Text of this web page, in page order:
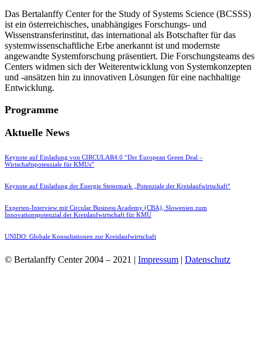
Das Bertalanffy Center for the Study of Systems Science (BCSSS)
ist ein österreichisches, unabhängiges Forschungs- und
Wissenstransferinstitut, das international als Botschafter für das
systemwissenschaftliche Erbe anerkannt ist und modernste
angewandte Systemforschung präsentiert. Die Forschungsteams des
Centers widmen sich der Weiterentwicklung von Systemkonzepten
und -ansätzen hin zu innovativen Lösungen für eine nachhaltige
Entwicklung.
Programme
Aktuelle News
Keynote auf Einladung von CIRCULAR4.0 “Der European Green Deal –
Wirtschaftspotenziale für KMUs”
Keynote auf Einladung der Energie Steiermark „Potenziale der Kreislaufwirtschaft“
Experten-Interview mit Circular Business Academy (CBA), Slowenien zum
Innovationspotenzial der Kreislaufwirtschaft für KMU
UNIDO: Globale Konsultationen zur Kreislaufwirtschaft
© Bertalanffy Center 2004 – 2021 | Impressum | Datenschutz